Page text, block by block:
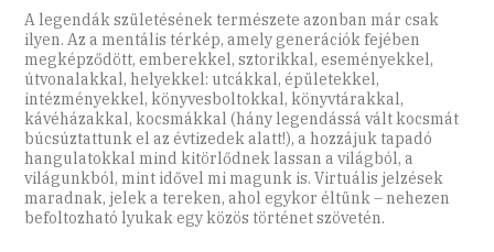
A legendák születésének természete azonban már csak
ilyen. Az a mentális térkép, amely generációk fejében
megképződött, emberekkel, sztorikkal, eseményekkel,
útvonalakkal, helyekkel: utcákkal, épületekkel,
intézményekkel, könyvesboltokkal, könyvtárakkal,
kávéházakkal, kocsmákkal (hány legendássá vált kocsmát
búcsúztattunk el az évtizedek alatt!), a hozzájuk tapadó
hangulatokkal mind kitörlődnek lassan a világból, a
világunkból, mint idővel mi magunk is. Virtuális jelzések
maradnak, jelek a tereken, ahol egykor éltünk – nehezen
befoltozható lyukak egy közös történet szövetén.